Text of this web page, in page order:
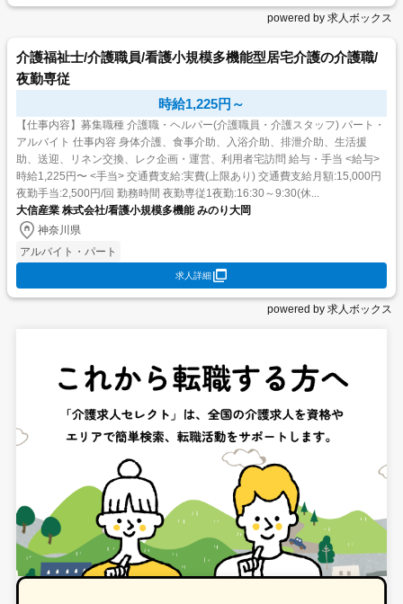
powered by 求人ボックス
介護福祉士/介護職員/看護小規模多機能型居宅介護の介護職/
夜勤専従
時給1,225円～
【仕事内容】募集職種 介護職・ヘルパー(介護職員・介護スタッフ) パート・
アルバイト 仕事内容 身体介護、食事介助、入浴介助、排泄介助、生活援
助、送迎、リネン交換、レク企画・運営、利用者宅訪問 給与・手当 <給与>
時給1,225円〜 <手当> 交通費支給:実費(上限あり) 交通費支給月額:15,000円
夜勤手当:2,500円/回 勤務時間 夜勤専従1夜勤:16:30～9:30(休...
大信産業 株式会社/看護小規模多機能 みのり大岡
神奈川県
アルバイト・パート
求人詳細
powered by 求人ボックス